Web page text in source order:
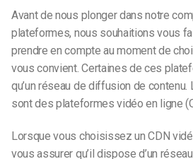
Avant de nous plonger dans notre
plateformes, nous souhaitions vous
prendre en compte au moment de
vous convient. Certaines de ces
qu’un réseau de diffusion de
sont des plateformes vidéo en ligne
Lorsque vous choisissez un CDN
vous assurer qu’il dispose d’un